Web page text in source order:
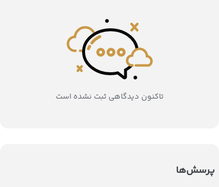
تاکنون دیدگاهی ثبت نشده است
پرسش‌ها